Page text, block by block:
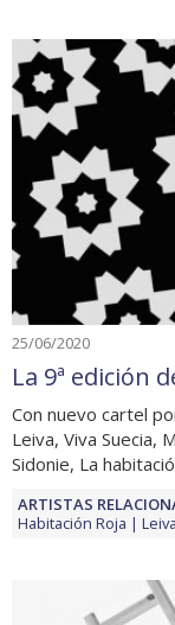
25/06/2020
La 9ª edición
Con nuevo cartel
Leiva, Viva Suecia,
Sidonie, La
ARTISTAS
Habitación Roja
Leiva